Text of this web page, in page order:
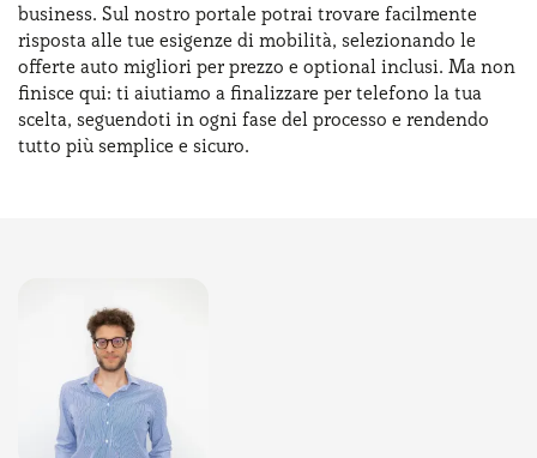
business. Sul nostro portale potrai trovare facilmente
risposta alle tue esigenze di mobilità, selezionando le
offerte auto migliori per prezzo e optional inclusi. Ma non
finisce qui: ti aiutiamo a finalizzare per telefono la tua
scelta, seguendoti in ogni fase del processo e rendendo
tutto più semplice e sicuro.